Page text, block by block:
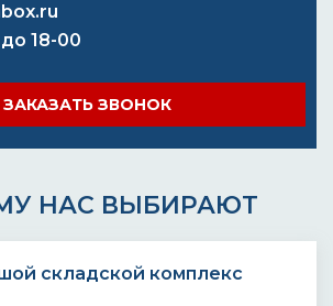
18-00
ЗАКАЗАТЬ ЗВОНОК
НАС ВЫБИРАЮТ